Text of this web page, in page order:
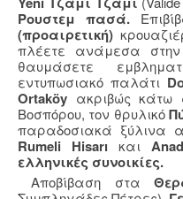
Ρουστεμ πασά.
(προαιρετική)
πλέετε ανάμεσα
θαυμάσετε
εντυπωσιακό παλάτι
Ortaköy ακριβώς
Βοσπόρου, τον θρυλικό
παραδοσιακά ξύλινα
Rumeli Hisarı και
ελληνικές συνοικίες.
Αποβίβαση στα